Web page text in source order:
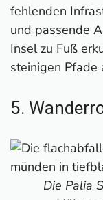
fehlenden
und passende
Insel zu Fuß
steinigen Pfade
5.
Die Palia